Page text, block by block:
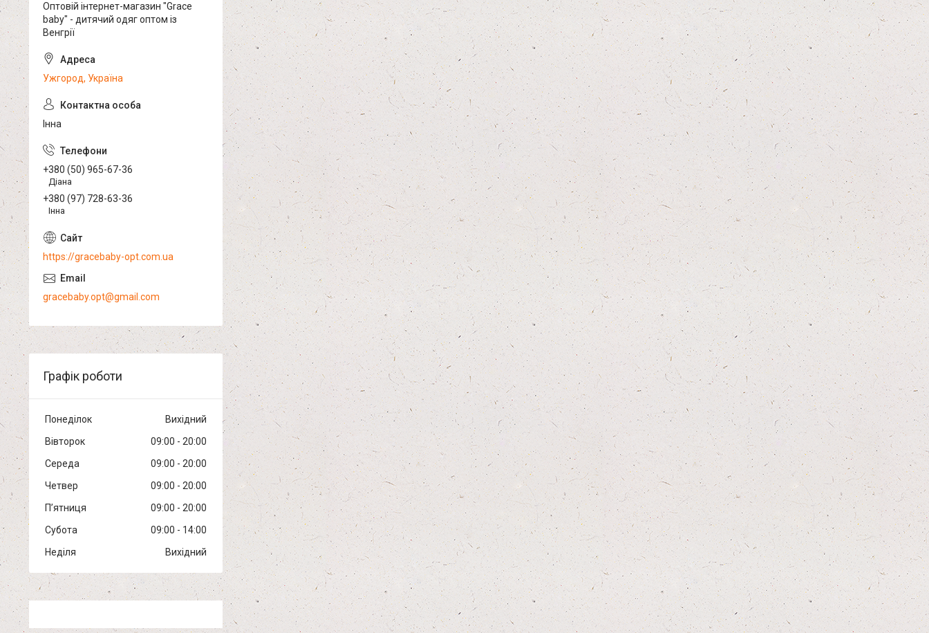
Оптовій інтернет-магазин "Grace
baby" - дитячий одяг оптом із
Венгрії
Ужгород, Україна
Інна
+380 (50) 965-67-36
Діана
+380 (97) 728-63-36
Інна
https://gracebaby-opt.com.ua
gracebaby.opt@gmail.com
Графік роботи
Понеділок
Вихідний
Вівторок
09:00
20:00
Середа
09:00
20:00
Четвер
09:00
20:00
Пʼятниця
09:00
20:00
Субота
09:00
14:00
Неділя
Вихідний